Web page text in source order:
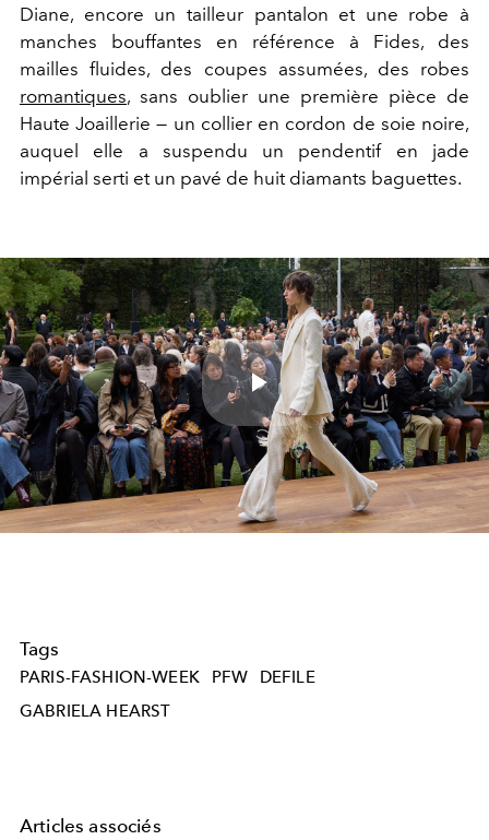
Diane, encore un tailleur pantalon et une robe à
manches bouffantes en référence à Fides, des
mailles fluides, des coupes assumées, des robes
romantiques, sans oublier une première pièce de
Haute Joaillerie — un collier en cordon de soie noire,
auquel elle a suspendu un pendentif en jade
impérial serti et un pavé de huit diamants baguettes.
Play
Video
Tags
PARIS-FASHION-WEEK PFW
DEFILE
GABRIELA HEARST
Articles associés